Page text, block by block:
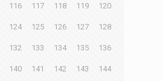
116 117 118 119 120
124 125 126 127 128
132 133 134 135 136
140 141 142 143 144